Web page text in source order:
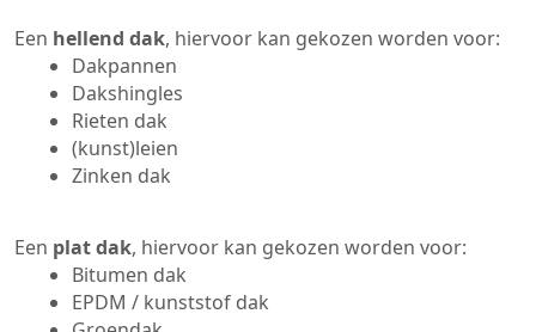
Een hellend dak, hiervoor kan gekozen worden voor:
Dakpannen
Dakshingles
Rieten dak
(kunst)leien
Zinken dak
Een plat dak, hiervoor kan gekozen worden voor:
Bitumen dak
EPDM / kunststof dak